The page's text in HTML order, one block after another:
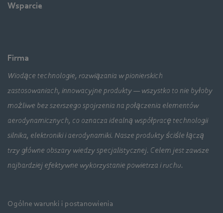
Wsparcie
Firma
Wiodące technologie, rozwiązania w pionierskich
zastosowaniach, innowacyjne produkty — wszystko to nie byłoby
możliwe bez szerszego spojrzenia na połączenia elementów
aerodynamicznych, co oznacza idealną współpracę technologii
silnika, elektroniki i aerodynamiki. Nasze produkty ściśle łączą
trzy główne obszary wiedzy specjalistycznej. Celem jest zawsze
najbardziej efektywne wykorzystanie powietrza i ruchu.
Ogólne warunki i postanowienia